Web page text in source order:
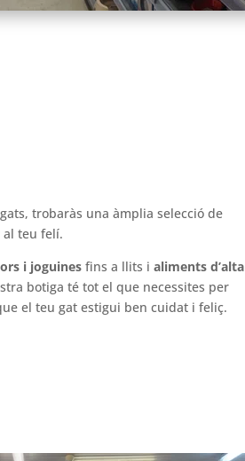
trobaràs una àmplia selecció de
teu felí.
i joguinesfins a llits i aliments d’alta
botiga té tot el que necessites per
el teu gat estigui ben cuidat i feliç.